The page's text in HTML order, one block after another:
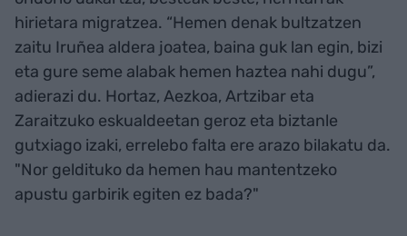
hirietara migratzea. “Hemen denak bultzatzen
zaitu Iruñea aldera joatea, baina guk lan egin, bizi
eta gure seme alabak hemen haztea nahi dugu”,
adierazi du. Hortaz, Aezkoa, Artzibar eta
Zaraitzuko eskualdeetan geroz eta biztanle
gutxiago izaki, errelebo falta ere arazo bilakatu da.
"Nor geldituko da hemen hau mantentzeko
apustu garbirik egiten ez bada?"